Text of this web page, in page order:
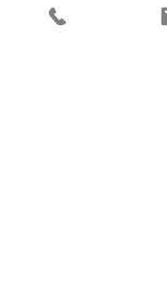
+36 70 788